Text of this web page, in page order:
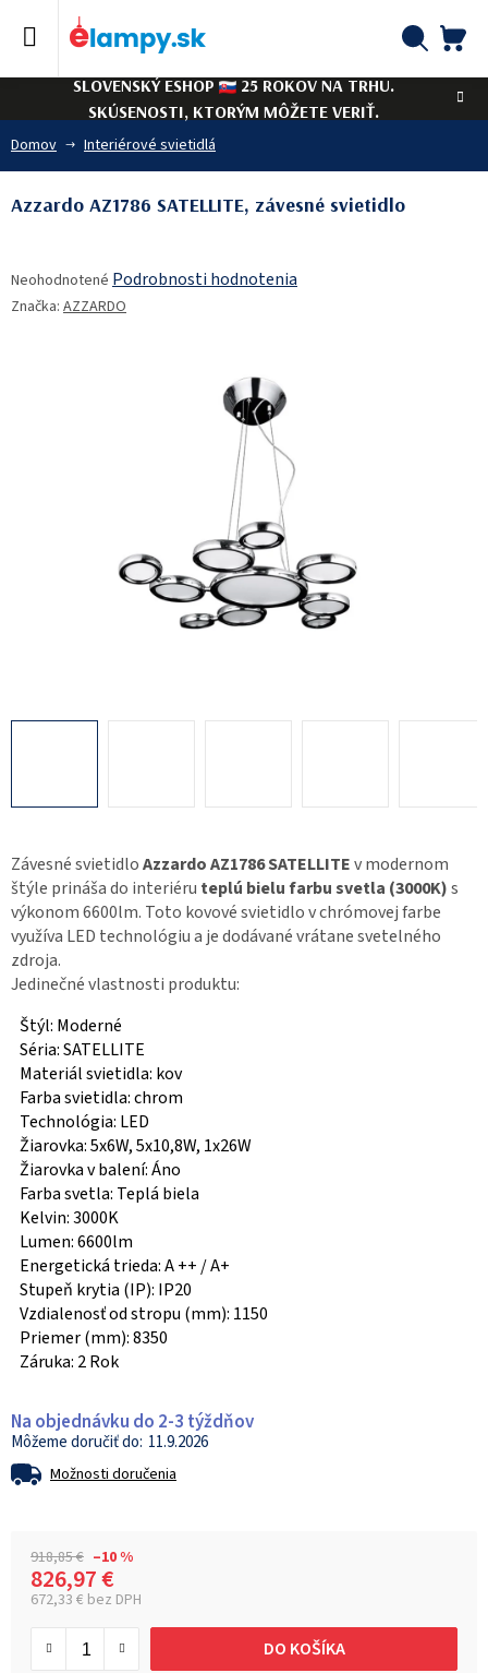
SLOVENSKÝ ESHOP
25 ROKOV NA TRHU.
SKÚSENOSTI, KTORÝM MÔŽETE VERIŤ.
Domov Interiérové svietidlá
Závesné svietidloAzzardo AZ1786 SATELLITEv modernom
štýle prináša do interiéru teplú bielu farbu svetla (3000K)s
výkonom 6600lm. Toto kovové svietidlo v chrómovej farbe
využíva LED technológiu a je dodávané vrátane svetelného
zdroja.
Jedinečné vlastnosti produktu:
Štýl: Moderné
Séria: SATELLITE
Materiál svietidla: kov
Farba svietidla: chrom
Technológia: LED
Žiarovka: 5x6W, 5x10,8W, 1x26W
Žiarovka v balení: Áno
Farba svetla: Teplá biela
Kelvin: 3000K
Lumen: 6600lm
Energetická trieda: A ++ / A+
Stupeň krytia (IP): IP20
Vzdialenosť od stropu (mm): 1150
Priemer (mm): 8350
Záruka: 2 Rok
Na objednávku do 2-3 týždňov
11.9.2026
Možnosti doručenia
918,85 € –10 %
826,97 €
672,33 € bez DPH
DO KOŠÍKA
Azzardo AZ1786 SATELLITE, závesné svietidlo
hodnotenie
produktu
Neohodnotené Podrobnosti hodnotenia
Značka: AZZARDO